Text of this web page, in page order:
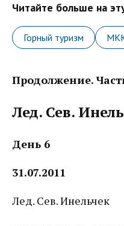
Читайте больше на
Горный туризм
Продолжение.
Лед. Сев.
День 6
31.07.2011
Лед. Сев. Инельчек